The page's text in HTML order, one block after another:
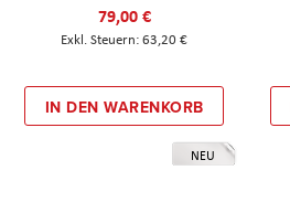
79,00 €
63,20 €
IN DEN WARENKORB
NEU